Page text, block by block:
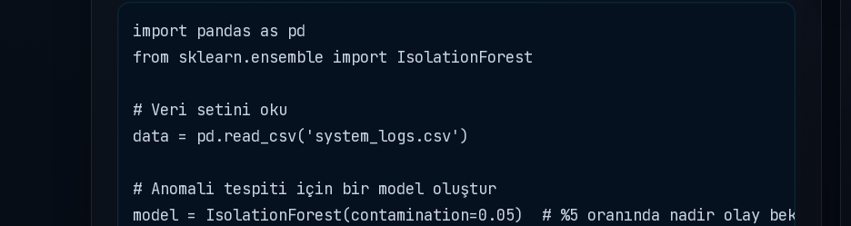
import pandas as pd
from sklearn.ensemble import IsolationForest
# Veri setini oku
data = pd.read_csv('system_logs.csv')
# Anomali tespiti için bir model oluştur
model = IsolationForest(contamination=0.05)  # %5 oranında nadir olay bekleniyor